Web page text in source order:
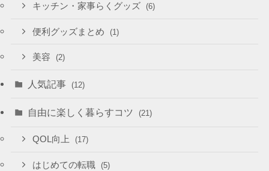
キッチン・家事らくグッズ (6)
便利グッズまとめ (1)
美容 (2)
人気記事 (12)
自由に楽しく暮らすコツ (21)
QOL向上 (17)
はじめての転職 (5)